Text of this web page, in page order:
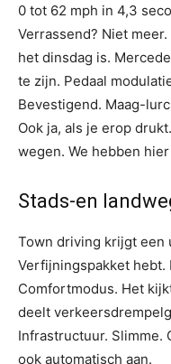
0 tot 62 mph in 4,3
Verrassend? Niet
het dinsdag is.
te zijn. Pedaal
Bevestigend. Maag-
Ook ja, als je erop
wegen. We hebben
Stads-en
Town driving krijgt een
Verfijningspakket hebt.
Comfortmodus. Het
deelt
Infrastructuur. Slimme.
ook automatisch aan.